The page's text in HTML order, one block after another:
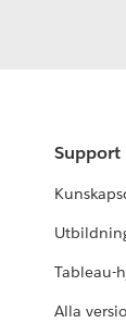
Support
Tableau-
Alla